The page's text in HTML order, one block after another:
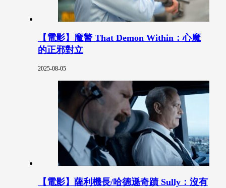
【電影】魔警 That Demon Within：心魔
的正邪對立
2025-08-05
【電影】薩利機長/哈德遜奇蹟 Sully：沒有